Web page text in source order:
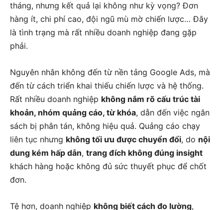
tháng, nhưng kết quả lại không như kỳ vọng? Đơn
hàng ít, chi phí cao, đội ngũ mù mờ chiến lược… Đây
là tình trạng mà rất nhiều doanh nghiệp đang gặp
phải.
Nguyên nhân không đến từ nền tảng Google Ads, mà
đến từ cách triển khai thiếu chiến lược và hệ thống.
Rất nhiều doanh nghiệp không nắm rõ cấu trúc tài
khoản, nhóm quảng cáo, từ khóa, dẫn đến việc ngân
sách bị phân tán, không hiệu quả. Quảng cáo chạy
liên tục nhưng không tối ưu được chuyển đổi, do nội
dung kém hấp dẫn, trang đích không đúng insight
khách hàng hoặc không đủ sức thuyết phục để chốt
đơn.
Tệ hơn, doanh nghiệp không biết cách đo lường,